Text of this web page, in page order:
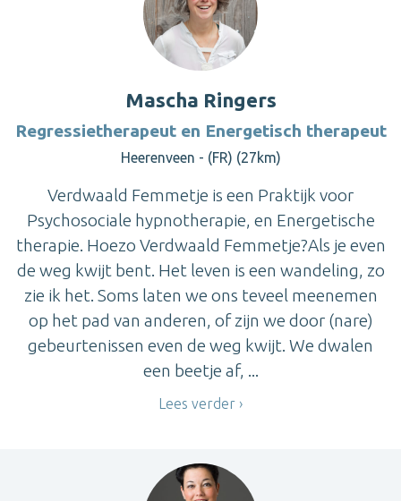
Mascha Ringers
Regressietherapeut en Energetisch therapeut
Heerenveen - (FR) (27km)
Verdwaald Femmetje is een Praktijk voor
Psychosociale hypnotherapie, en Energetische
therapie. Hoezo Verdwaald Femmetje?Als je even
de weg kwijt bent. Het leven is een wandeling, zo
zie ik het. Soms laten we ons teveel meenemen
op het pad van anderen, of zijn we door (nare)
gebeurtenissen even de weg kwijt. We dwalen
een beetje af, ...
Lees verder